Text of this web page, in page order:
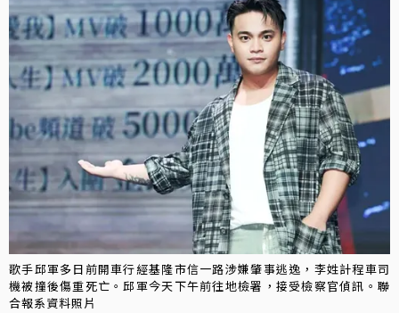
歌手邱軍多日前開車行經基隆市信一路涉嫌肇事逃逸，李姓計程車司
機被撞後傷重死亡。邱軍今天下午前往地檢署，接受檢察官偵訊。聯
合報系資料照片